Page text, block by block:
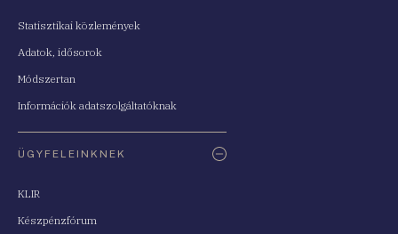
Statisztikai közlemények
Adatok, idősorok
Módszertan
Információk adatszolgáltatóknak
ÜGYFELEINKNEK
KLIR
Készpénzfórum